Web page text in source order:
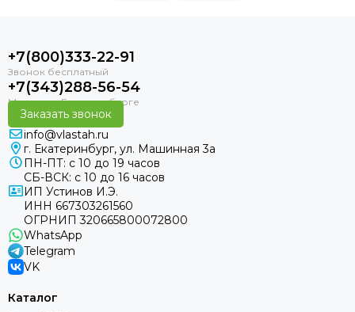
+7(800)333-22-91
+7(343)288-56-54
Заказать звонок
info@vlastah.ru
г. Екатеринбург, ул. Машинная 3а
ПН-ПТ: с 10 до 19 часов
СБ-ВСК: с 10 до 16 часов
ИП Устинов И.Э.
ИНН 667303261560
ОГРНИП 320665800072800
WhatsApp
Telegram
VK
Каталог